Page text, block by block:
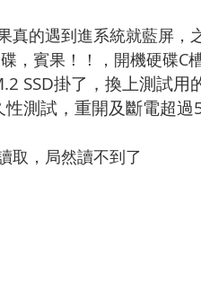
真的遇到進系統就藍屏，
，賓果！！，開機硬碟C
SSD掛了，換上測試
測試，重開及斷電超
取，局然讀不到了